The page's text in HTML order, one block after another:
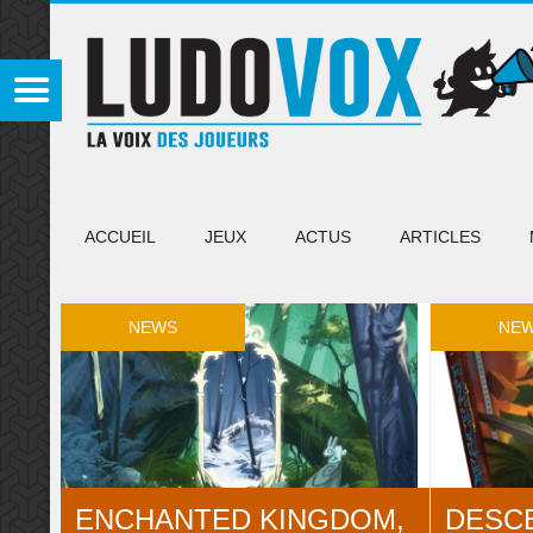
ACCUEIL JEUX ACTUS ARTICLES
NEWS
ENCHANTED KINGDOM,